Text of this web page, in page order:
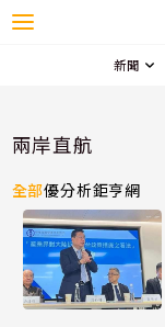
新聞
兩岸直航
全部優分析鉅亨網